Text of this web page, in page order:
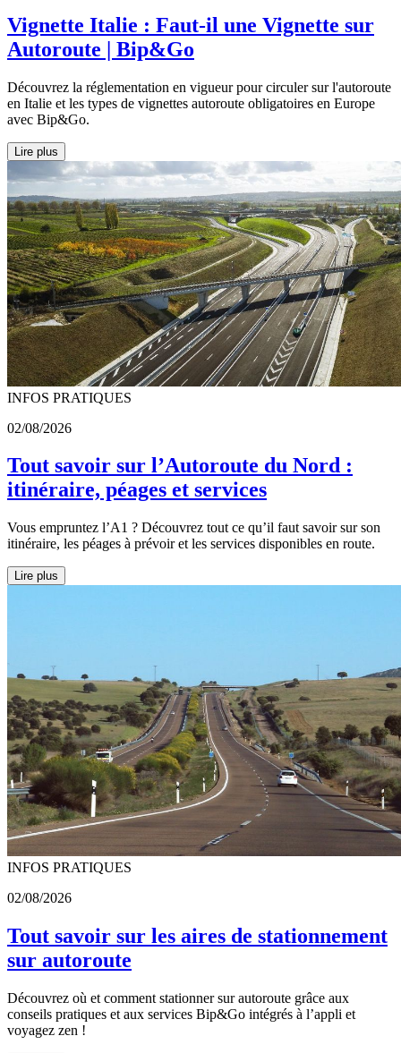
Vignette Italie : Faut-il une Vignette sur
Autoroute | Bip&Go
Découvrez la réglementation en vigueur pour circuler sur l'autoroute
en Italie et les types de vignettes autoroute obligatoires en Europe
avec Bip&Go.
Lire plus
INFOS PRATIQUES
02/08/2026
Tout savoir sur l’Autoroute du Nord :
itinéraire, péages et services
Vous empruntez l’A1 ? Découvrez tout ce qu’il faut savoir sur son
itinéraire, les péages à prévoir et les services disponibles en route.
Lire plus
INFOS PRATIQUES
02/08/2026
Tout savoir sur les aires de stationnement
sur autoroute
Découvrez où et comment stationner sur autoroute grâce aux
conseils pratiques et aux services Bip&Go intégrés à l’appli et
voyagez zen !